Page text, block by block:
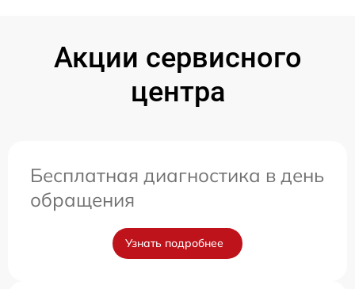
Акции сервисного
центра
Бесплатная диагностика в день
обращения
Узнать подробнее